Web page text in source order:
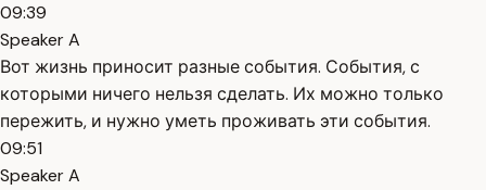
09:39
Speaker A
Вот жизнь приносит разные события. События, с
которыми ничего нельзя сделать. Их можно только
пережить, и нужно уметь проживать эти события.
09:51
Speaker A